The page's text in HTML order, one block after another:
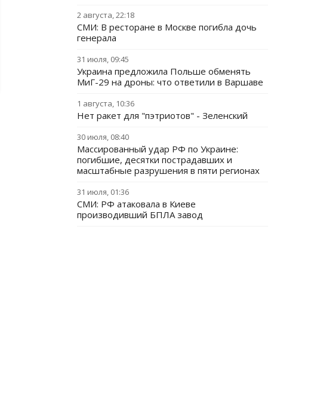
2 августа, 22:18
СМИ: В ресторане в Москве погибла дочь
генерала
31 июля, 09:45
Украина предложила Польше обменять
МиГ-29 на дроны: что ответили в Варшаве
1 августа, 10:36
Нет ракет для "пэтриотов" - Зеленский
30 июля, 08:40
Массированный удар РФ по Украине:
погибшие, десятки пострадавших и
масштабные разрушения в пяти регионах
31 июля, 01:36
СМИ: РФ атаковала в Киеве
производивший БПЛА завод